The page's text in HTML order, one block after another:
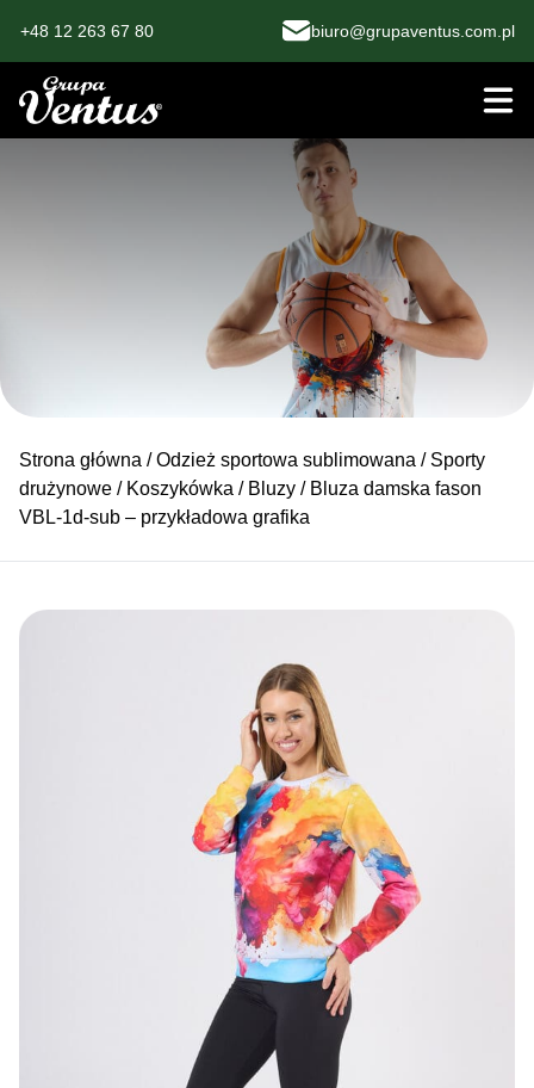
+48 12 263 67 80 biuro@grupaventus.com.pl
Strona główna /Odzież sportowa sublimowana / Sporty
drużynowe / Koszykówka / Bluzy / Bluza damska fason
VBL-1d-sub – przykładowa grafika